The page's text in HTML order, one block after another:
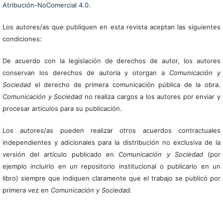
Atribución-NoComercial 4.0.
Los autores/as que publiquen en esta revista aceptan las siguientes
condiciones:
De acuerdo con la legislación de derechos de autor, los autores
conservan los derechos de autoría y otorgan a Comunicación y
Sociedadel derecho de primera comunicación pública de la obra.
Comunicación y Sociedad no realiza cargos a los autores por enviar y
procesar artículos para su publicación.
Los autores/as pueden realizar otros acuerdos contractuales
independientes y adicionales para la distribución no exclusiva de la
versión del artículo publicado en Comunicación y Sociedad(por
ejemplo incluirlo en un repositorio institucional o publicarlo en un
libro) siempre que indiquen claramente que el trabajo se publicó por
primera vez en Comunicación y Sociedad.